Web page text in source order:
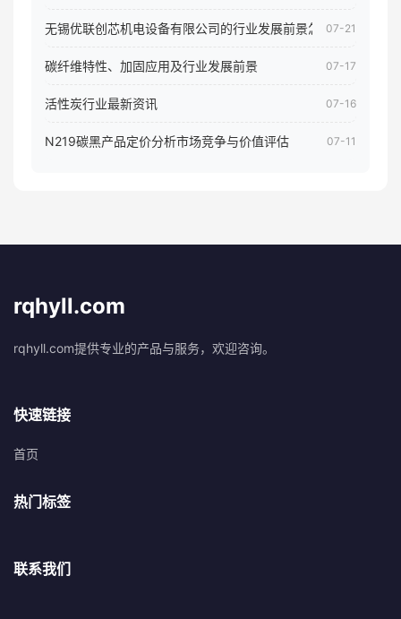
无锡优联创芯机电设备有限公司的行业发展前景怎样07-21
碳纤维特性、加固应用及行业发展前景 07-17
活性炭行业最新资讯 07-16
N219碳黑产品定价分析市场竞争与价值评估 07-11
rqhyll.com
rqhyll.com提供专业的产品与服务，欢迎咨询。
快速链接
首页
热门标签
联系我们